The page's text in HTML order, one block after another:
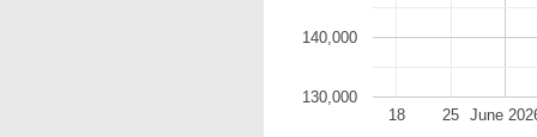
June
18 25
130,000
140,000